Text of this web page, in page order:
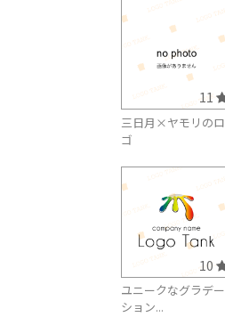
11
三日月×ヤモリのロ
ゴ
10
ユニークなグラデー
ション...